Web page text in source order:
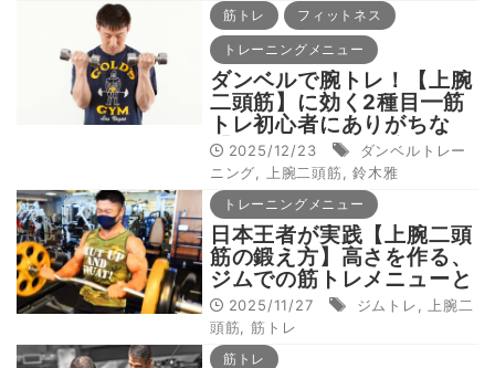
筋トレ フィットネス
トレーニングメニュー
ダンベルで腕トレ！【上腕
二頭筋】に効く2種目━筋
トレ初心者にありがちな
「よくあるNG」解説付き
【ボディビル元世界王者監
修】
2025/12/23
ダンベルトレー
ニング
上腕二頭筋 ,鈴木雅
トレーニングメニュー
日本王者が実践【上腕二頭
筋の鍛え方】高さを作る、
ジムでの筋トレメニューと
は？2025/11/27 ジムトレ
上腕二
頭筋
筋トレ
筋トレ